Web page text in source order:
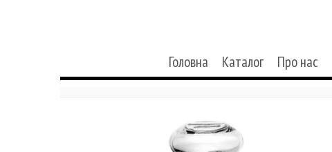
Головна Каталог Про нас